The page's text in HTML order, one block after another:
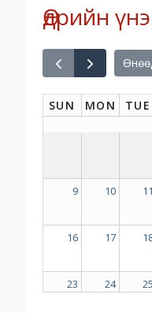
Өдрийн
SUN MON TUE
9 10 11
16 17
23 24 25